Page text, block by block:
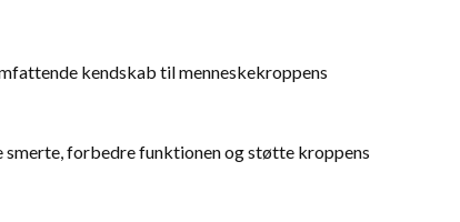
kendskab til menneskekroppens
smerte, forbedre funktionen og støtte kroppens